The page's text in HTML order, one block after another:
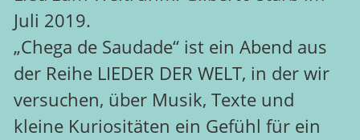
Juli 2019.
„Chega de Saudade“ ist ein Abend aus
der Reihe LIEDER DER WELT, in der wir
versuchen, über Musik, Texte und
kleine Kuriositäten ein Gefühl für ein